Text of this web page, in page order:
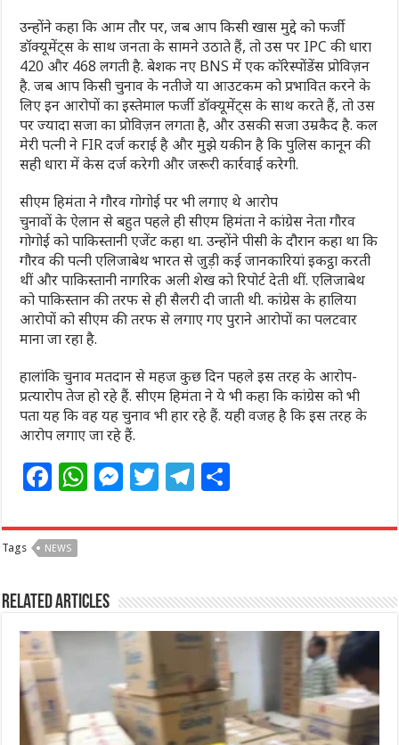
उन्‍होंने कहा कि आम तौर पर, जब आप किसी खास मुद्दे को फर्जी
डॉक्यूमेंट्स के साथ जनता के सामने उठाते हैं, तो उस पर IPC की धारा
420 और 468 लगती है. बेशक नए BNS में एक कॉरेस्पोंडेंस प्रोविज़न
है. जब आप किसी चुनाव के नतीजे या आउटकम को प्रभावित करने के
लिए इन आरोपों का इस्तेमाल फर्जी डॉक्यूमेंट्स के साथ करते हैं, तो उस
पर ज्यादा सजा का प्रोविज़न लगता है, और उसकी सजा उम्रकैद है. कल
मेरी पत्नी ने FIR दर्ज कराई है और मुझे यकीन है कि पुलिस कानून की
सही धारा में केस दर्ज करेगी और जरूरी कार्रवाई करेगी.
सीएम हिमंता ने गौरव गोगोई पर भी लगाए थे आरोप
चुनावों के ऐलान से बहुत पहले ही सीएम हिमंता ने कांग्रेस नेता गौरव
गोगोई को पाकिस्तानी एजेंट कहा था. उन्‍होंने पीसी के दौरान कहा था कि
गौरव की पत्नी एलिजाबेथ भारत से जुड़ी कई जानकारियां इकट्ठा करती
थीं और पाकिस्तानी नागरिक अली शेख को रिपोर्ट देती थीं. एलिजाबेथ
को पाकिस्तान की तरफ से ही सैलरी दी जाती थी. कांग्रेस के हालिया
आरोपों को सीएम की तरफ से लगाए गए पुराने आरोपों का पलटवार
माना जा रहा है.
हालांकि चुनाव मतदान से महज कुछ दिन पहले इस तरह के आरोप-
प्रत्‍यारोप तेज हो रहे हैं. सीएम हिमंता ने ये भी कहा कि कांग्रेस को भी
पता यह कि वह यह चुनाव भी हार रहे हैं. यही वजह है कि इस तरह के
आरोप लगाए जा रहे हैं.
F
c
e
b
o
o
k
W
at
A
p
p
M
ss
n
g
e
r
T
itt
r
T
e
ra
m
ar
Tags NEWS
Related Articles